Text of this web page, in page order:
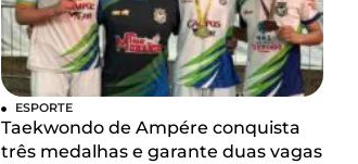
ESPORTE
Taekwondo de Ampére conquista
três medalhas e garante duas vagas